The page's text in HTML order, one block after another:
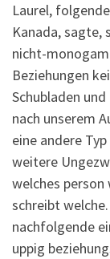
Laurel,
Kanada, sagte,
nicht-
Beziehungen
Schubladen
nach unserem
eine andere
weitere
welches
schreibt
nachfolgende
uppig